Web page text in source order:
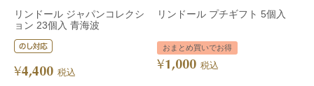
リンドール ジャパンコレクシ
ョン 23個入 青海波
¥4,400 税込
リンドール プチギフト 5個入
おまとめ買いでお得
¥1,000 税込